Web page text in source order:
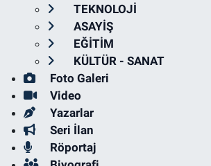
TEKNOLOJİ
ASAYİŞ
EĞİTİM
KÜLTÜR - SANAT
Foto Galeri
Video
Yazarlar
Seri İlan
Röportaj